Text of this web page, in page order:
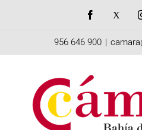
Facebook
956 646 900 |